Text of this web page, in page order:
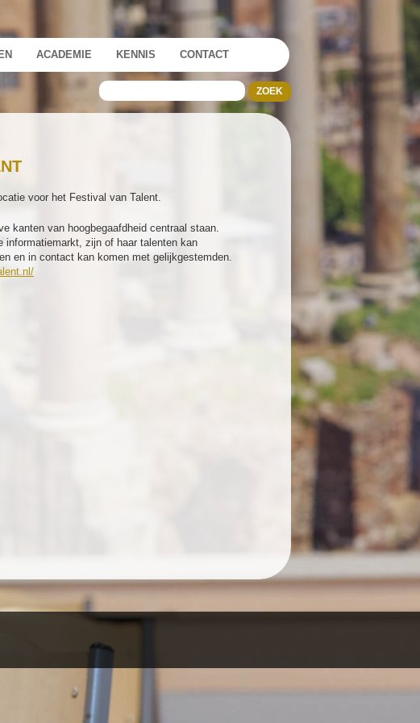
ACADEMIE KENNIS CONTACT
voor het Festival van Talent.
kanten van hoogbegaafdheid centraal staan.
informatiemarkt, zijn of haar talenten kan
en in contact kan komen met gelijkgestemden.